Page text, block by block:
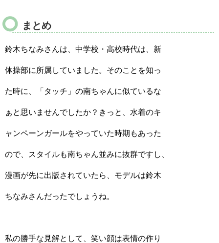
まとめ
鈴木ちなみさんは、中学校・高校時代は、新
体操部に所属していました。そのことを知っ
た時に、「タッチ」の南ちゃんに似ているな
ぁと思いませんでしたか？きっと、水着のキ
ャンペーンガールをやっていた時期もあった
ので、スタイルも南ちゃん並みに抜群ですし、
漫画が先に出版されていたら、モデルは鈴木
ちなみさんだったでしょうね。
私の勝手な見解として、笑い顔は表情の作り